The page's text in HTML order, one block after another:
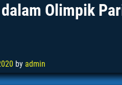
Olimpik
by admin